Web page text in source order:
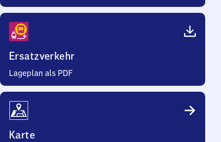
Ersatzverkehr
Lageplan als PDF
Karte